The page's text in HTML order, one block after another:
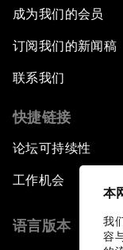
本
我
容
成为我们的会员
订阅我们的新闻稿
联系我们
快捷链接
论坛可持续性
工作机会
语言版本